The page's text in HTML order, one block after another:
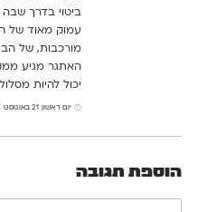
ביטוי בדרך
עמוק מאוד של
מורכבות, של
האתגר מגיע
יכול להיות
יום ראשון 21 באוגוסט 2022 בשעה 20:30
הוספת תגובה